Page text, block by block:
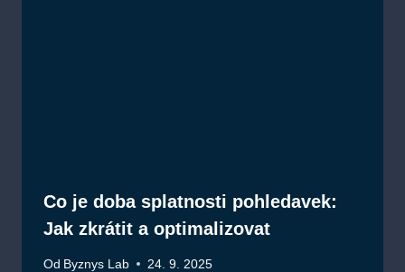
Co je doba splatnosti pohledavek:
Jak zkrátit a optimalizovat
Od Byznys Lab 24. 9. 2025